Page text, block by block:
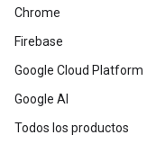
Chrome
Firebase
Google Cloud Platform
Google AI
Todos los productos